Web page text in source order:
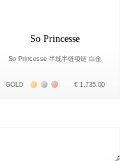
So Princesse
So Princesse 半线半链项链 白金
GOLD Жёлтое золото 18К
Белое золото 18К
Розовое золото 18К
€ 1,735.00